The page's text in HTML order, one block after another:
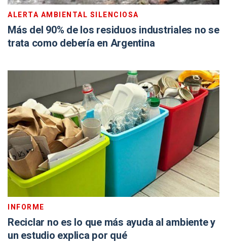
ALERTA AMBIENTAL SILENCIOSA
Más del 90% de los residuos industriales no se
trata como debería en Argentina
INFORME
Reciclar no es lo que más ayuda al ambiente y
un estudio explica por qué